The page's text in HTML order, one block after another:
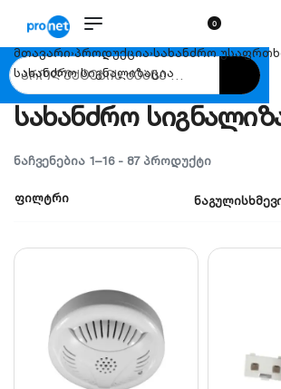
0
მთავარი›პროდუქცია›სახანძრო
სახანძრო სიგნალიზაცია
სახანძრო
ᲜᲐᲩᲕᲔᲜᲔᲑᲘᲐ 1–16 - 87 ᲞᲠᲝᲓᲣᲥᲢᲘ
ფილტრი